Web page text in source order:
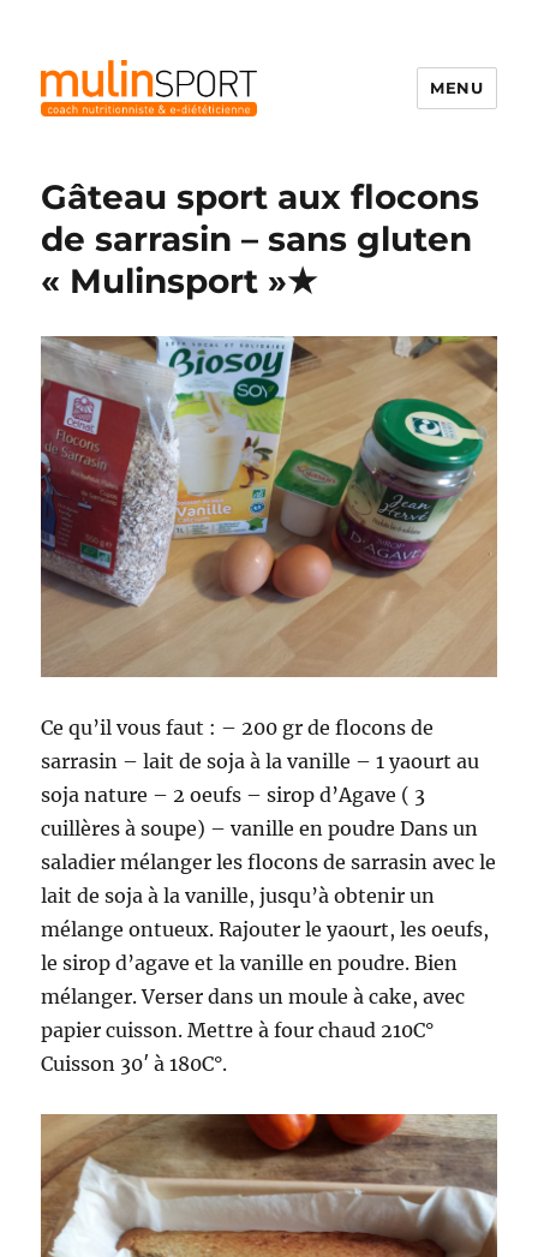
MENU
Gâteau sport aux flocons
de sarrasin – sans gluten
« Mulinsport »★
Ce qu’il vous faut : – 200 gr de flocons de
sarrasin – lait de soja à la vanille – 1 yaourt au
soja nature – 2 oeufs – sirop d’Agave ( 3
cuillères à soupe) – vanille en poudre Dans un
saladier mélanger les flocons de sarrasin avec le
lait de soja à la vanille, jusqu’à obtenir un
mélange ontueux. Rajouter le yaourt, les oeufs,
le sirop d’agave et la vanille en poudre. Bien
mélanger. Verser dans un moule à cake, avec
papier cuisson. Mettre à four chaud 210C°
Cuisson 30′ à 180C°.